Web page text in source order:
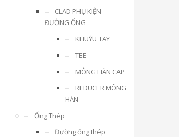
CLAD PHỤ KIỆN
ĐƯỜNG ỐNG
KHUỶU TAY
TEE
MÔNG HÀN CAP
REDUCER MÔNG
HÀN
Ống Thép
Đường ống thép